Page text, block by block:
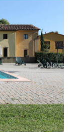
Next